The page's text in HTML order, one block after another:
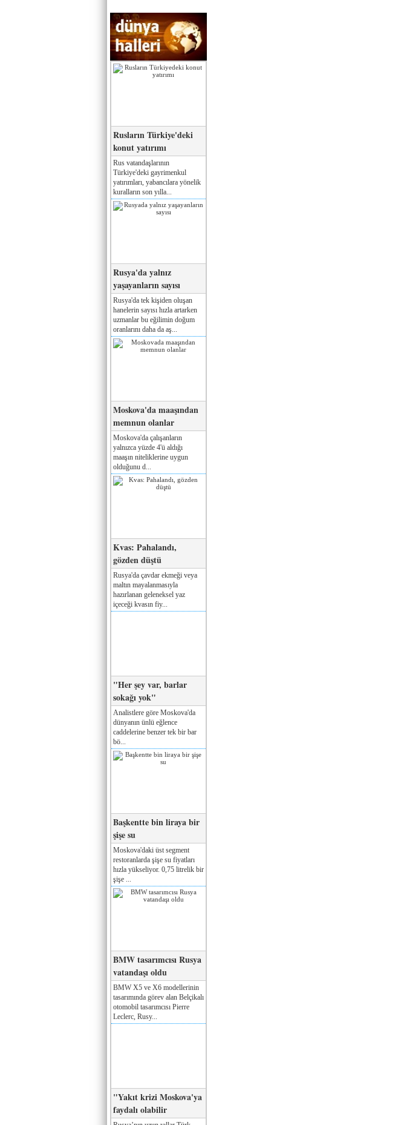
Rusların Türkiye'deki
konut yatırımı
Rus vatandaşlarının
Türkiye'deki gayrimenkul
yatırımları, yabancılara yönelik
kuralların son yılla...
Rusya'da yalnız
yaşayanların sayısı
Rusya'da tek kişiden oluşan
hanelerin sayısı hızla artarken
uzmanlar bu eğilimin doğum
oranlarını daha da aş...
Moskova'da maaşından
memnun olanlar
Moskova'da çalışanların
yalnızca yüzde 4'ü aldığı
maaşın niteliklerine uygun
olduğunu d...
Kvas: Pahalandı,
gözden düştü
Rusya'da çavdar ekmeği veya
maltın mayalanmasıyla
hazırlanan geleneksel yaz
içeceği kvasın fiy...
"Her şey var, barlar
sokağı yok"
Analistlere göre Moskova'da
dünyanın ünlü eğlence
caddelerine benzer tek bir bar
bö...
Başkentte bin liraya bir
şişe su
Moskova'daki üst segment
restoranlarda şişe su fiyatları
hızla yükseliyor. 0,75 litrelik bir
şişe ...
BMW tasarımcısı Rusya
vatandaşı oldu
BMW X5 ve X6 modellerinin
tasarımında görev alan Belçikalı
otomobil tasarımcısı Pierre
Leclerc, Rusy...
"Yakıt krizi Moskova'ya
faydalı olabilir